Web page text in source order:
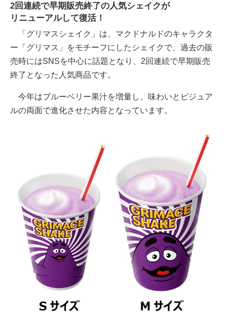
2回連続で早期販売終了の人気シェイクが
リニューアルして復活！
「グリマスシェイク」は、マクドナルドのキャラクタ
ー「グリマス」をモチーフにしたシェイクで、過去の販
売時にはSNSを中心に話題となり、2回連続で早期販売
終了となった人気商品です。
今年はブルーベリー果汁を増量し、味わいとビジュア
ルの両面で進化させた内容となっています。